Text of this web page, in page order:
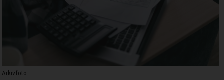
Arkivfoto